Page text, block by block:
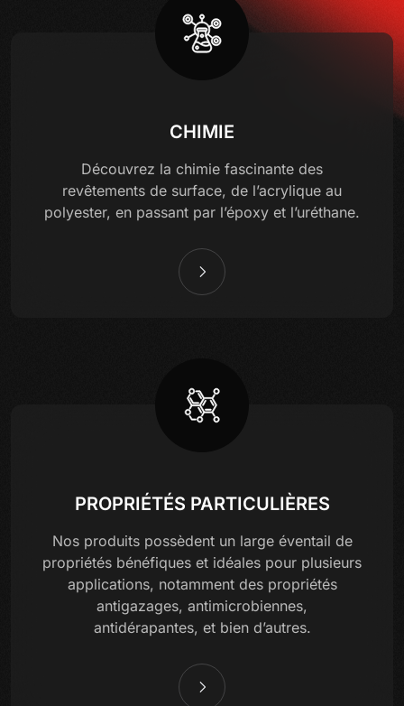
CHIMIE
Découvrez la chimie fascinante des
revêtements de surface, de l’acrylique au
polyester, en passant par l’époxy et l’uréthane.
PROPRIÉTÉS PARTICULIÈRES
Nos produits possèdent un large éventail de
propriétés bénéfiques et idéales pour plusieurs
applications, notamment des propriétés
antigazages, antimicrobiennes,
antidérapantes, et bien d’autres.